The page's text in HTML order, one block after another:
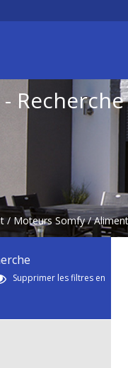
Recherche
/ Moteurs Somfy /
Supprimer les filtres en